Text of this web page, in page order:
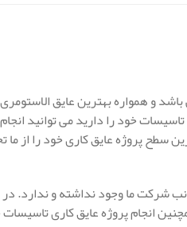
و همواره بهترین عایق
خود را دارید می توانید
پروژه عایق کاری خود را از ما
شرکت ما وجود نداشته و ندارد.
انجام پروژه عایق کاری تاسیسات